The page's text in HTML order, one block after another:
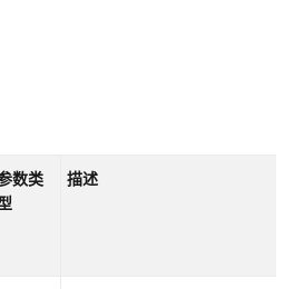
数类
描述